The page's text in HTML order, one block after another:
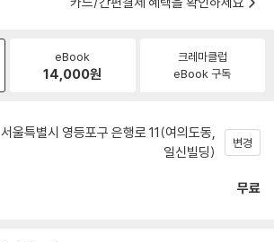
eBook
14,000원
크레마클럽
eBook 구독
서울특별시 영등포구 은행로 11(여의도동,
일신빌딩)
변경
무료